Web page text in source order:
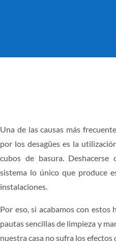
Una de las causas más
por los desagües es la
cubos de basura.
sistema lo único que produce
instalaciones.
Por eso, si acabamos con estos
pautas sencillas de limpieza y
nuestra casa no sufra los efectos